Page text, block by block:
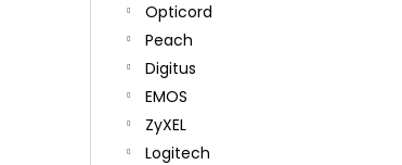
Opticord
Peach
Digitus
EMOS
ZyXEL
Logitech